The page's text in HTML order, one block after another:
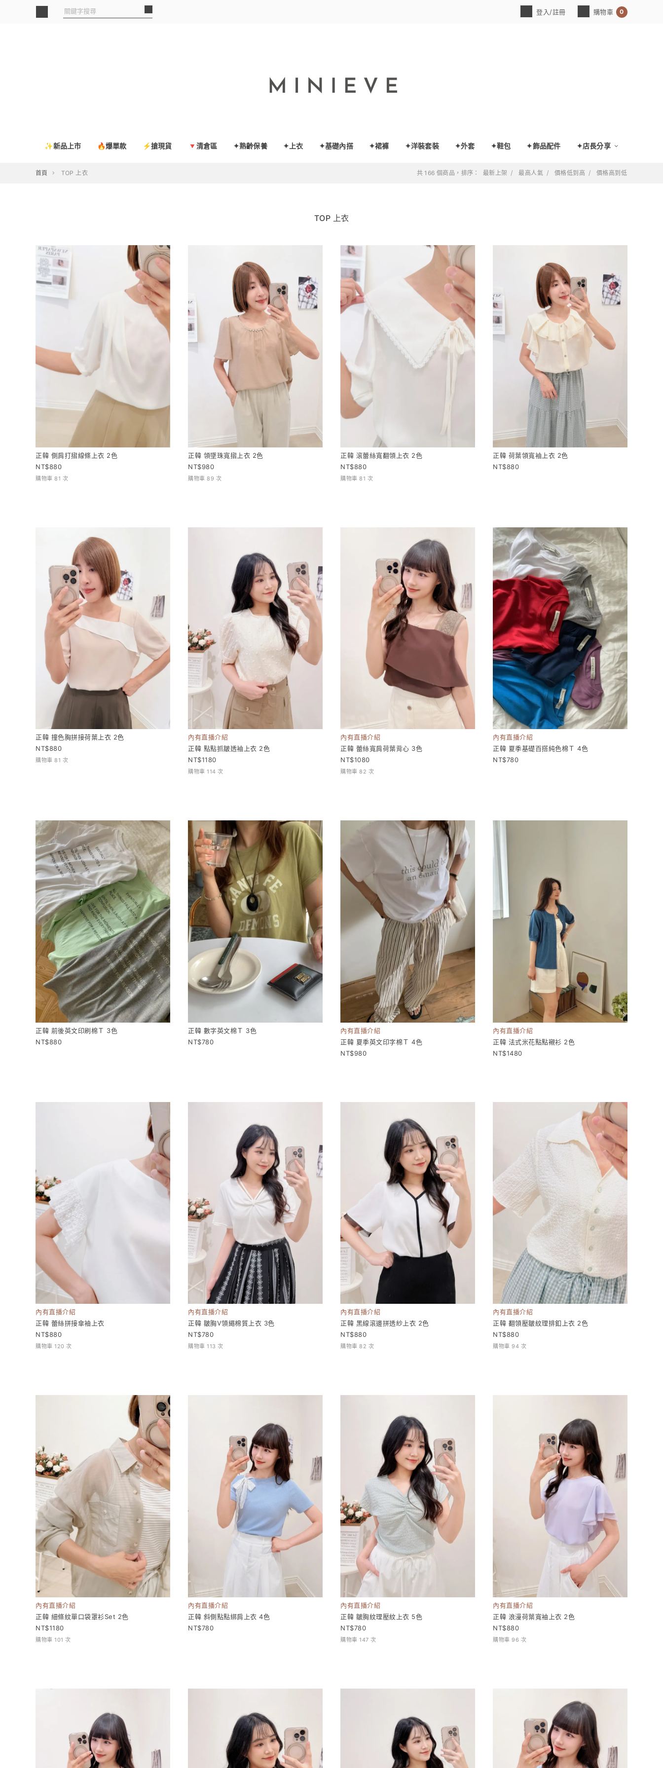
登入/註冊 購物車 0
✨新品上市 🔥爆單款 ⚡搶現貨 🔻清倉區 ✦熟齡保養 ✦上衣 ✦基礎內搭 ✦裙褲 ✦洋裝套裝 ✦外套 ✦鞋包 ✦飾品配件 ✦店長分享
首頁 TOP 上衣 共 166 個商品，排序： 最新上架 最高人氣 價格低到高 價格高到低
TOP 上衣
正韓 側肩打摺線條上衣 2色
880
購物車 81 次
正韓 領墜珠寬摺上衣 2色
980
購物車 89 次
正韓 滾蕾絲寬翻領上衣 2色
880
購物車 81 次
正韓 荷葉領寬袖上衣 2色
880
正韓 撞色胸拼接荷葉上衣 2色
880
購物車 81 次
內有直播介紹
正韓 點點抓皺透袖上衣 2色
1180
購物車 114 次
內有直播介紹
正韓 蕾絲寬肩荷葉背心 3色
1080
購物車 82 次
內有直播介紹
正韓 夏季基礎百搭純色棉Ｔ 4色
780
正韓 前後英文印刷棉Ｔ 3色
880
正韓 數字英文棉Ｔ 3色
780
內有直播介紹
正韓 夏季英文印字棉Ｔ 4色
980
內有直播介紹
正韓 法式米花點點襯衫 2色
1480
內有直播介紹
正韓 蕾絲拼接傘袖上衣
880
購物車 120 次
內有直播介紹
正韓 皺胸V領繩棉質上衣 3色
780
購物車 113 次
內有直播介紹
正韓 黑線滾邊拼透紗上衣 2色
880
購物車 82 次
內有直播介紹
正韓 翻領壓皺紋理排釦上衣 2色
880
購物車 94 次
內有直播介紹
正韓 細條紋單口袋罩衫Set 2色
1180
購物車 101 次
內有直播介紹
正韓 斜側點點綁肩上衣 4色
780
內有直播介紹
正韓 皺胸紋理壓紋上衣 5色
780
購物車 147 次
內有直播介紹
正韓 浪漫荷葉寬袖上衣 2色
880
購物車 96 次